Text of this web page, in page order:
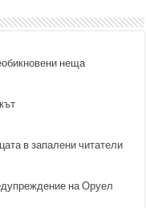
неща
в запалени читатели
на Оруел